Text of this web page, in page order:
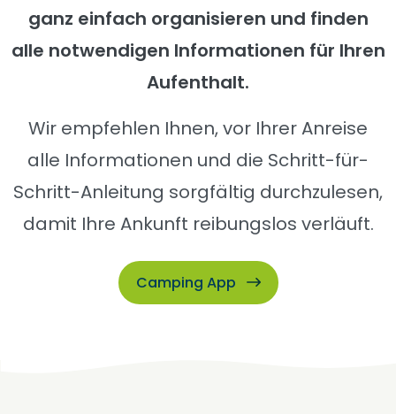
ganz einfach organisieren und finden
alle notwendigen Informationen für Ihren
Aufenthalt.
Wir empfehlen Ihnen, vor Ihrer Anreise
alle Informationen und die Schritt-für-
Schritt-Anleitung sorgfältig durchzulesen,
damit Ihre Ankunft reibungslos verläuft.
Camping App